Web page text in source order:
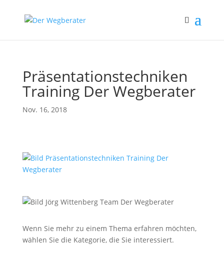
Präsentationstechniken
Training Der Wegberater
Nov. 16, 2018
Wenn Sie mehr zu einem Thema erfahren möchten,
wählen Sie die Kategorie, die Sie interessiert.